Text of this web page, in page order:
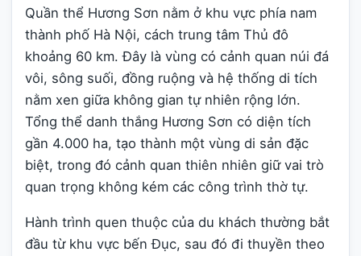
Quần thể Hương Sơn nằm ở khu vực phía nam
thành phố Hà Nội, cách trung tâm Thủ đô
khoảng 60 km. Đây là vùng có cảnh quan núi đá
vôi, sông suối, đồng ruộng và hệ thống di tích
nằm xen giữa không gian tự nhiên rộng lớn.
Tổng thể danh thắng Hương Sơn có diện tích
gần 4.000 ha, tạo thành một vùng di sản đặc
biệt, trong đó cảnh quan thiên nhiên giữ vai trò
quan trọng không kém các công trình thờ tự.
Hành trình quen thuộc của du khách thường bắt
đầu từ khu vực bến Đục, sau đó đi thuyền theo